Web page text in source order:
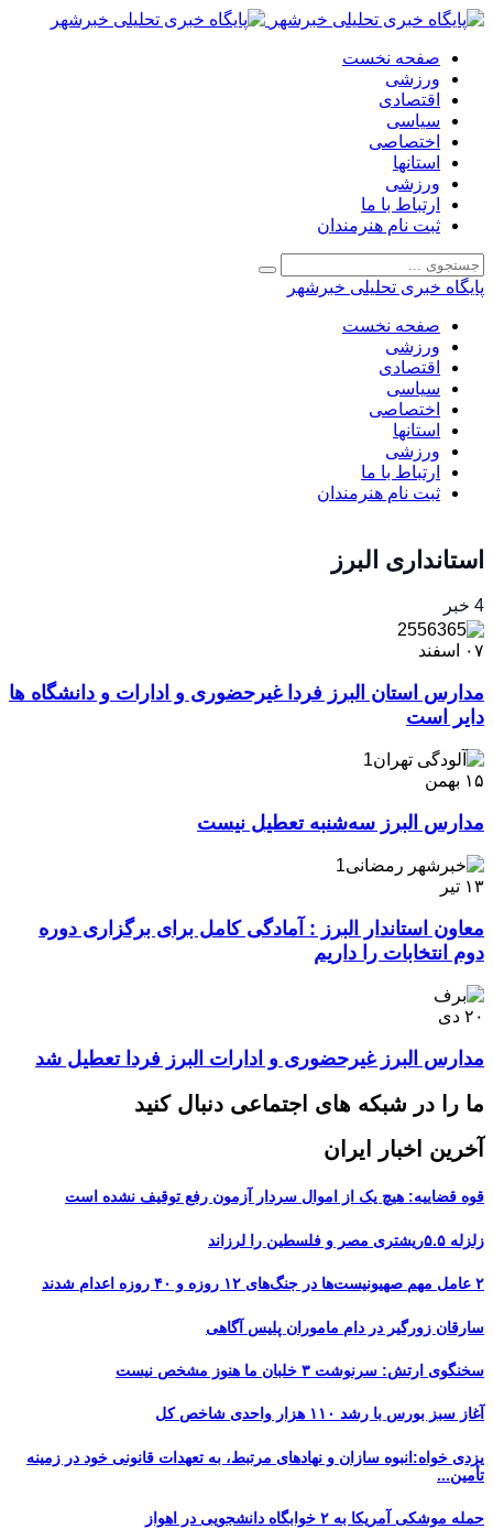
صفحه نخست
ورزشی
اقتصادی
سیاسی
اختصاصی
استانها
ورزشی
ارتباط با ما
ثبت نام هنرمندان
پایگاه خبری تحلیلی خبرشهر
صفحه نخست
ورزشی
اقتصادی
سیاسی
اختصاصی
استانها
ورزشی
ارتباط با ما
ثبت نام هنرمندان
استانداری البرز
4 خبر
۰۷ اسفند
مدارس استان البرز فردا غیرحضوری و ادارات و دانشگاه ها
دایر است
۱۵ بهمن
مدارس البرز سه‌شنبه تعطیل نیست
۱۳ تیر
معاون استاندار البرز : آمادگی کامل برای برگزاری دوره
دوم انتخابات را داریم
۲۰ دی
مدارس البرز غیرحضوری و ادارات البرز فردا تعطیل شد
ما را در شبکه های اجتماعی دنبال کنید
آخرین اخبار ایران
قوه قضاییه: هیچ یک از اموال سردار آزمون رفع توقیف نشده است
زلزله ۵.۵ریشتری مصر و فلسطین را لرزاند
۲ عامل مهم صهیونیست‌ها در جنگ‌های ۱۲ روزه و ۴۰ روزه اعدام شدند
سارقان زورگیر در دام ماموران پلیس آگاهی
سخنگوی ارتش: سرنوشت ۳ خلبان ما هنوز مشخص نیست
آغاز سبز بورس با رشد ۱۱۰ هزار واحدی شاخص کل
یزدی خواه:انبوه سازان و نهادهای مرتبط، به تعهدات قانونی خود در زمینه
تأمین...
حمله موشکی آمریکا به ۲ خوابگاه دانشجویی در اهواز